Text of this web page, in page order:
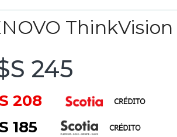
ThinkVision
245
208
185